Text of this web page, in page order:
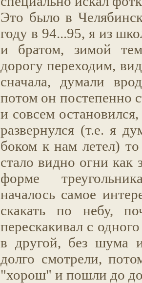
Это было в
году в 94...95, я из
и братом, зимой
дорогу переходим,
сначала, думали
потом он постепенно
и совсем
развернулся (т.е. я
боком к нам летел)
стало видно огни как
форме
началось самое
скакать по небу,
перескакивал с
в другой, без шума
долго смотрели,
"хорош" и пошли до